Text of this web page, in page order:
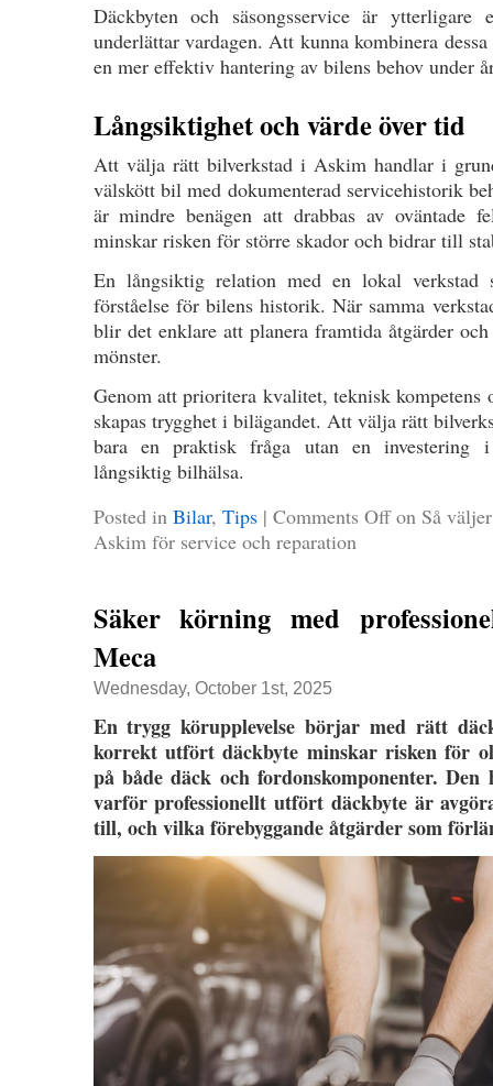
Däckbyten och säsongsservice är ytterligare
underlättar vardagen. Att kunna kombinera
en mer effektiv hantering av bilens behov under
Långsiktighet och värde över tid
Att välja rätt bilverkstad i Askim handlar i
välskött bil med dokumenterad servicehistorik
är mindre benägen att drabbas av oväntade
minskar risken för större skador och bidrar till
En långsiktig relation med en lokal verkstad
förståelse för bilens historik. När samma
blir det enklare att planera framtida åtgärder
mönster.
Genom att prioritera kvalitet, teknisk
skapas trygghet i bilägandet. Att välja rätt
bara en praktisk fråga utan en investering
långsiktig bilhälsa.
Posted in Bilar, Tips| Comments Offon Så
Askim för service och reparation
Säker körning med
Meca
Wednesday, October 1st, 2025
En trygg körupplevelse börjar med rätt
korrekt utfört däckbyte minskar risken för
på både däck och fordonskomponenter.
varför professionellt utfört däckbyte är
till, och vilka förebyggande åtgärder som